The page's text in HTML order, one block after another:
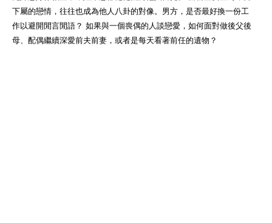
下屬的戀情，往往也成為他人八卦的對像。男方，是否最好換一份工
作以避開閒言閒語？ 如果與一個喪偶的人談戀愛，如何面對做後父後
母、配偶繼續深愛前夫前妻，或者是每天看著前任的遺物？